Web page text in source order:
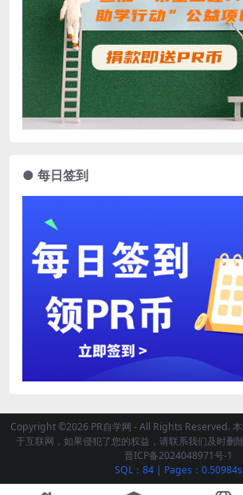
● 每日签到
Copyright ©2026 PR自学网 - All Rights Reserved.
于互联网，如果侵犯了您的权益，请联系我们及时删
晋ICP备2024048971号-1
SQL：84 | Pages：0.50984s